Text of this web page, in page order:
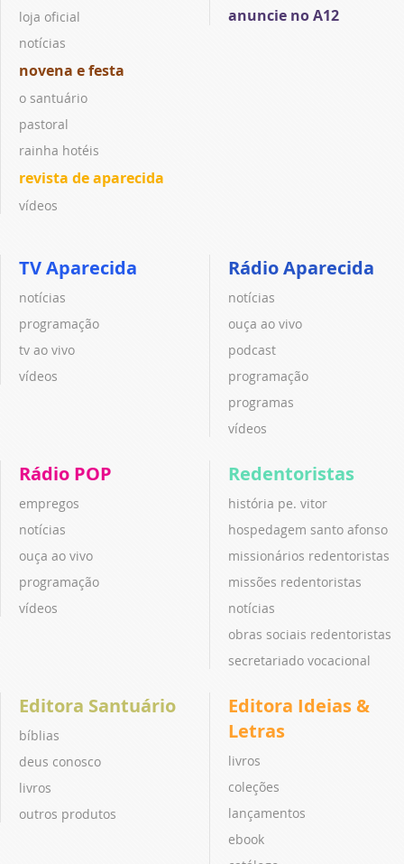
loja oficial
notícias
novena e festa
o santuário
pastoral
rainha hotéis
revista de aparecida
vídeos
anuncie no A12
TV Aparecida
notícias
programação
tv ao vivo
vídeos
Rádio Aparecida
notícias
ouça ao vivo
podcast
programação
programas
vídeos
Rádio POP
empregos
notícias
ouça ao vivo
programação
vídeos
Redentoristas
história pe. vitor
hospedagem santo afonso
missionários redentoristas
missões redentoristas
notícias
obras sociais redentoristas
secretariado vocacional
Editora Santuário
bíblias
deus conosco
livros
outros produtos
Editora Ideias &
Letras
livros
coleções
lançamentos
ebook